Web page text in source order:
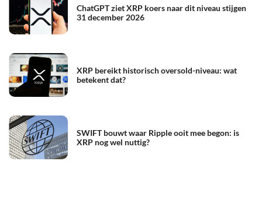
ChatGPT ziet XRP koers naar dit niveau stijgen
31 december 2026
XRP bereikt historisch oversold-niveau: wat
betekent dat?
SWIFT bouwt waar Ripple ooit mee begon: is
XRP nog wel nuttig?